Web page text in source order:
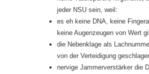
jeder NSU sein, weil:
es eh keine DNA, keine
keine Augenzeugen von Wert
die Nebenklage als
von der Verteidigung
nervige Jammerverstärker die